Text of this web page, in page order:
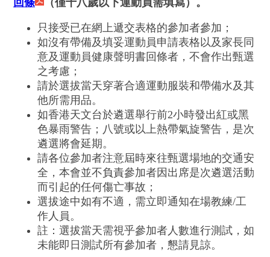
回條
（僅十八歲以下運動員需填寫）。
只接受已在網上遞交表格的參加者參加；
如沒有帶備及填妥運動員申請表格以及家長同
意及運動員健康聲明書回條者，不會作出甄選
之考慮；
請於選拔當天穿著合適運動服裝和帶備水及其
他所需用品。
如香港天文台於遴選舉行前2小時發出紅或黑
色暴雨警告；八號或以上熱帶氣旋警告，是次
遴選將會延期。
請各位參加者注意屆時來往甄選場地的交通安
全，本會並不負責參加者因出席是次遴選活動
而引起的任何傷亡事故；
選拔途中如有不適，需立即通知在場教練/工
作人員。
註：選拔當天需視乎參加者人數進行測試，如
未能即日測試所有參加者，懇請見諒。